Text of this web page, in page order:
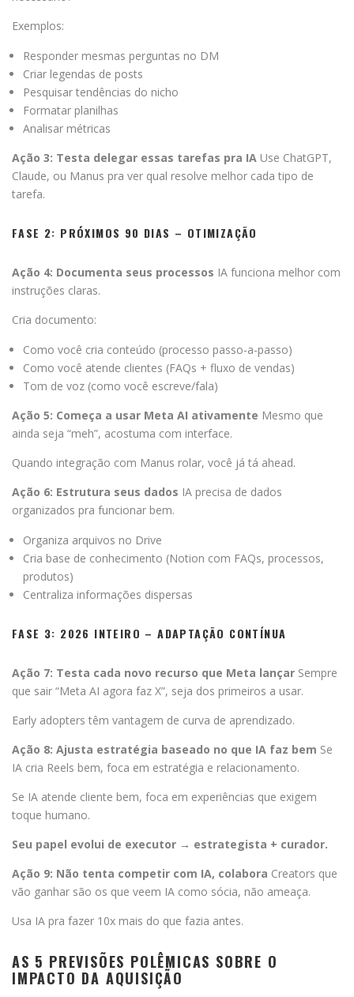
Exemplos:
Responder mesmas perguntas no DM
Criar legendas de posts
Pesquisar tendências do nicho
Formatar planilhas
Analisar métricas
Ação 3: Testa delegar essas tarefas pra IA Use ChatGPT,
Claude, ou Manus pra ver qual resolve melhor cada tipo de
tarefa.
FASE 2: PRÓXIMOS 90 DIAS – OTIMIZAÇÃO
Ação 4: Documenta seus processos IA funciona melhor com
instruções claras.
Cria documento:
Como você cria conteúdo (processo passo-a-passo)
Como você atende clientes (FAQs + fluxo de vendas)
Tom de voz (como você escreve/fala)
Ação 5: Começa a usar Meta AI ativamente Mesmo que
ainda seja “meh”, acostuma com interface.
Quando integração com Manus rolar, você já tá ahead.
Ação 6: Estrutura seus dados IA precisa de dados
organizados pra funcionar bem.
Organiza arquivos no Drive
Cria base de conhecimento (Notion com FAQs, processos,
produtos)
Centraliza informações dispersas
FASE 3: 2026 INTEIRO – ADAPTAÇÃO CONTÍNUA
Ação 7: Testa cada novo recurso que Meta lançar Sempre
que sair “Meta AI agora faz X”, seja dos primeiros a usar.
Early adopters têm vantagem de curva de aprendizado.
Ação 8: Ajusta estratégia baseado no que IA faz bem Se
IA cria Reels bem, foca em estratégia e relacionamento.
Se IA atende cliente bem, foca em experiências que exigem
toque humano.
Seu papel evolui de executor → estrategista + curador.
Ação 9: Não tenta competir com IA, colabora Creators que
vão ganhar são os que veem IA como sócia, não ameaça.
Usa IA pra fazer 10x mais do que fazia antes.
AS 5 PREVISÕES POLÊMICAS SOBRE O
IMPACTO DA AQUISIÇÃO